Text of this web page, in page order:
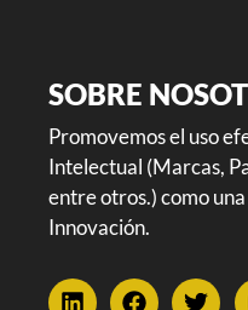
SOBRE
Promovemos el uso
Intelectual (Marcas,
entre otros.) como
Innovación.